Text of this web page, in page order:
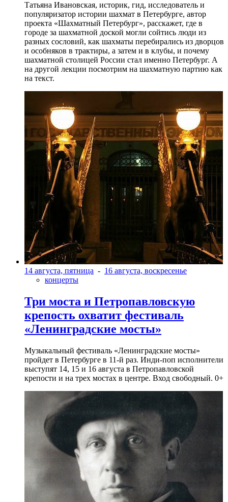
Татьяна Ивановская, историк, гид, исследователь и
популяризатор истории шахмат в Петербурге, автор
проекта «Шахматный Петербург», расскажет, где в
городе за шахматной доской могли сойтись люди из
разных сословий, как шахматы перебирались из дворцов
и особняков в трактиры, а затем и в клубы, и почему
шахматной столицей России стал именно Петербург. А
на другой лекции посмотрим на шахматную партию как
на текст.
14 августа, пятница - 16 августа, воскресенье
концерты
Три моста и Петропавловскую
крепость охватит фестиваль
«Ленинградские мосты»
Музыкальный фестиваль «Ленинградские мосты»
пройдет в Петербурге в 11-й раз. Инди-поп исполнители
выступят 14, 15 и 16 августа в Петропавловской
крепости и на трех мостах в центре. Вход свободный. 0+